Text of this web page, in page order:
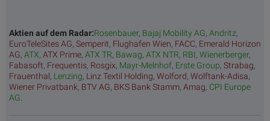
Aktien auf dem Radar:Rosenbauer, Bajaj Mobility AG, Andritz,
EuroTeleSites AG, Semperit, Flughafen Wien, FACC, Emerald Horizon
AG, ATX, ATX Prime, ATX TR, Bawag, ATX NTR, RBI, Wienerberger,
Fabasoft, Frequentis, Rosgix, Mayr-Melnhof, Erste Group, Strabag,
Frauenthal, Lenzing, Linz Textil Holding, Wolford, Wolftank-Adisa,
Wiener Privatbank, BTV AG, BKS Bank Stamm, Amag, CPI Europe
AG